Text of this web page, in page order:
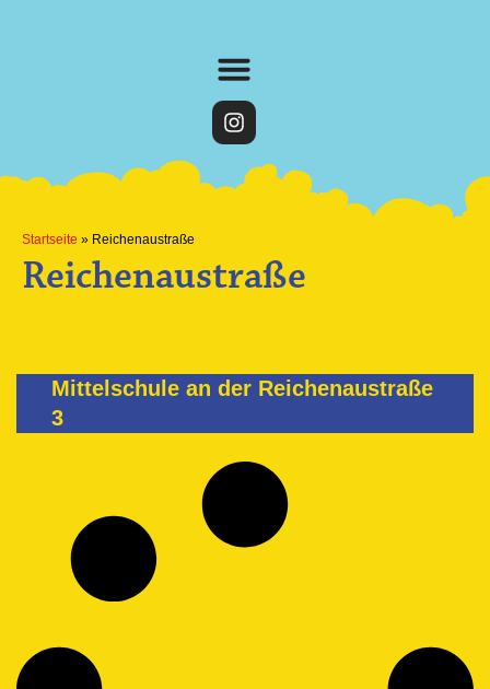
Startseite » Reichenaustraße
Reichenaustraße
Mittelschule an der Reichenaustraße
3